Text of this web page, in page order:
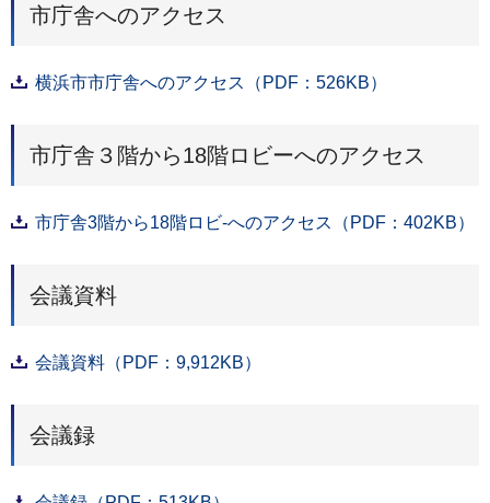
市庁舎へのアクセス
横浜市市庁舎へのアクセス（PDF：526KB）
市庁舎３階から18階ロビーへのアクセス
市庁舎3階から18階ロビ-へのアクセス（PDF：402KB）
会議資料
会議資料（PDF：9,912KB）
会議録